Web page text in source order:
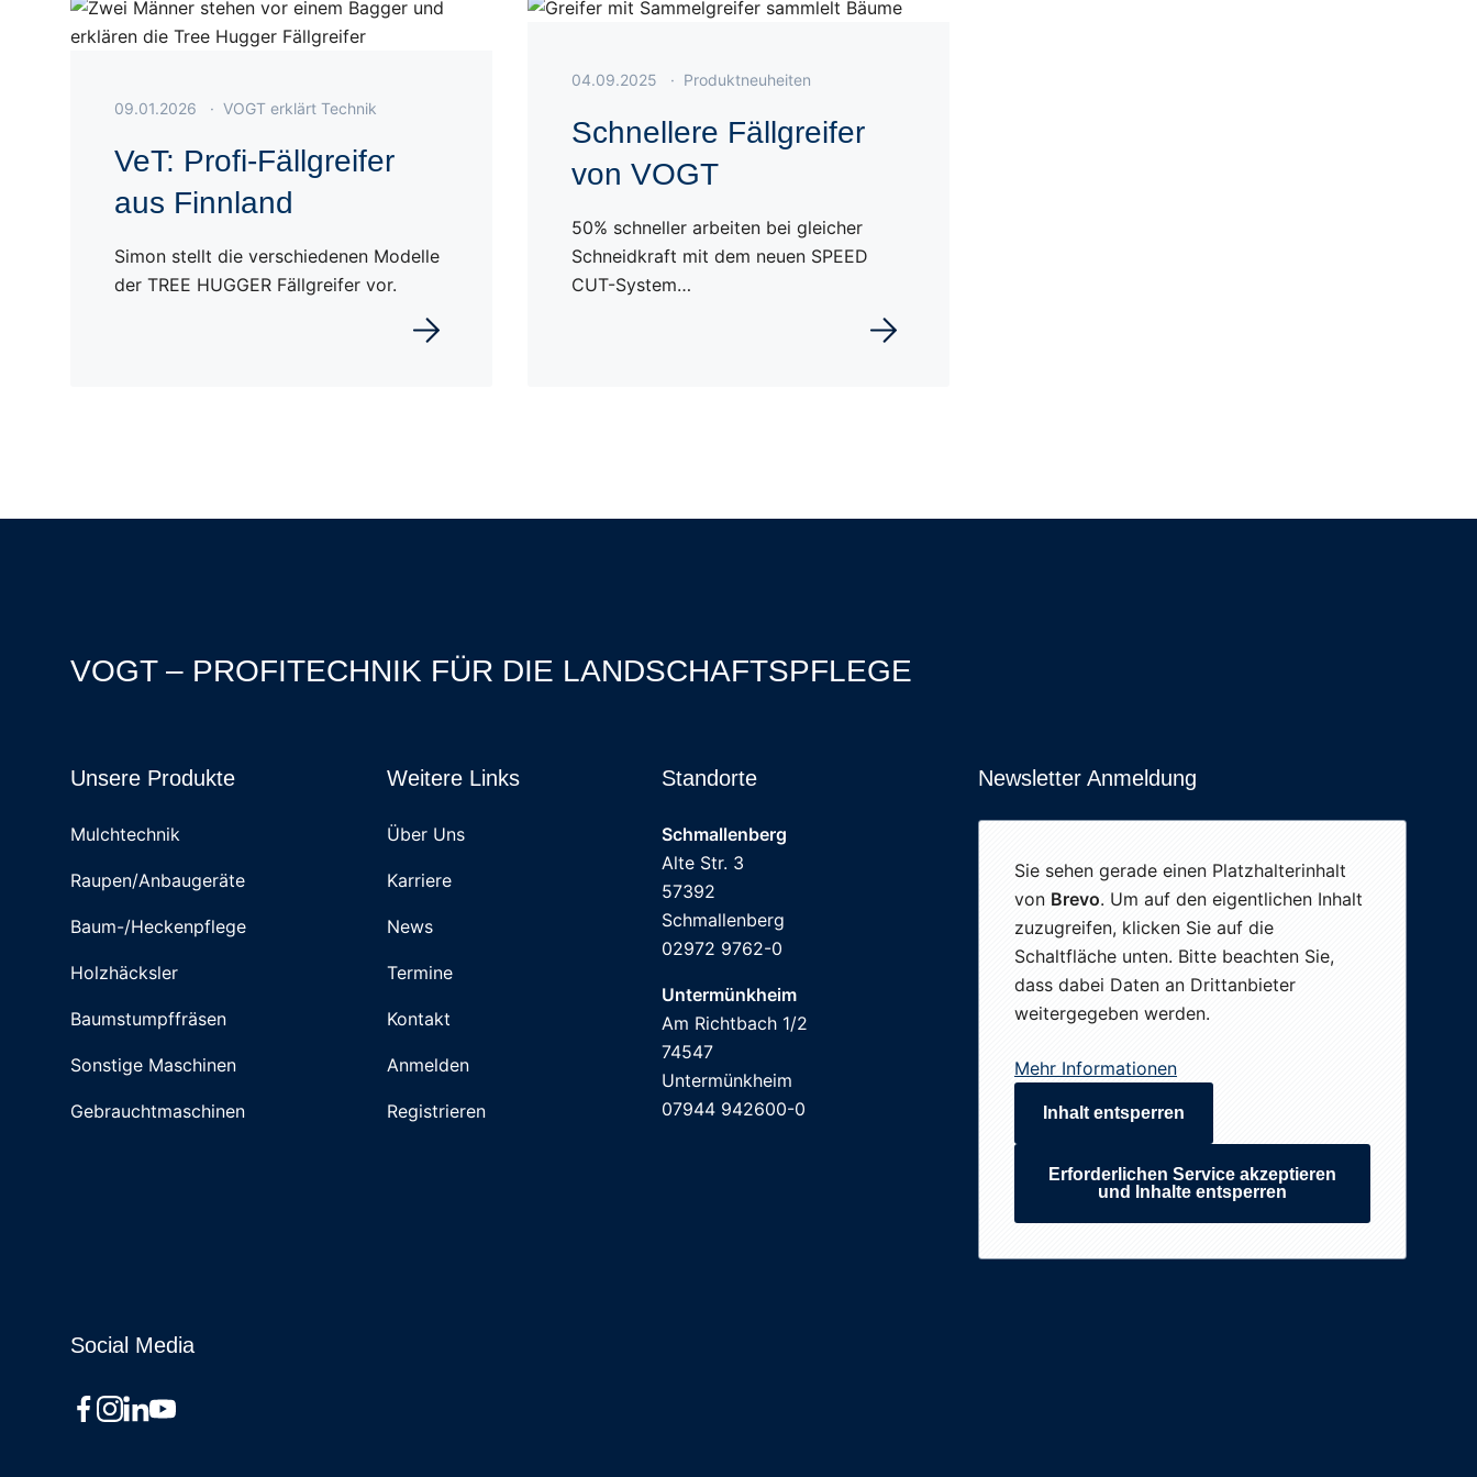
Veröffentlicht am 09.01.2026
09.01.2026 · VOGT erklärt Technik
VeT: Profi-Fällgreifer
aus Finnland
Simon stellt die verschiedenen Modelle
der TREE HUGGER Fällgreifer vor.
Weiterlesen
Veröffentlicht am 04.09.2025
04.09.2025 · Produktneuheiten
Schnellere Fällgreifer
von VOGT
50% schneller arbeiten bei gleicher
Schneidkraft mit dem neuen SPEED
CUT-System…
Weiterlesen
VOGT – PROFITECHNIK FÜR DIE LANDSCHAFTSPFLEGE
Unsere Produkte
Mulchtechnik
Raupen/Anbaugeräte
Baum-/Heckenpflege
Holzhäcksler
Baumstumpffräsen
Sonstige Maschinen
Gebrauchtmaschinen
Weitere Links
Über Uns
Karriere
News
Termine
Kontakt
Anmelden
Registrieren
Standorte
Schmallenberg
Alte Str. 3
57392
Schmallenberg
02972 9762-0
Untermünkheim
Am Richtbach 1/2
74547
Untermünkheim
07944 942600-0
Newsletter Anmeldung
Sie sehen gerade einen Platzhalterinhalt
von Brevo. Um auf den eigentlichen Inhalt
zuzugreifen, klicken Sie auf die
Schaltfläche unten. Bitte beachten Sie,
dass dabei Daten an Drittanbieter
weitergegeben werden.
Mehr Informationen
Inhalt entsperren
Erforderlichen Service akzeptieren
und Inhalte entsperren
Social Media